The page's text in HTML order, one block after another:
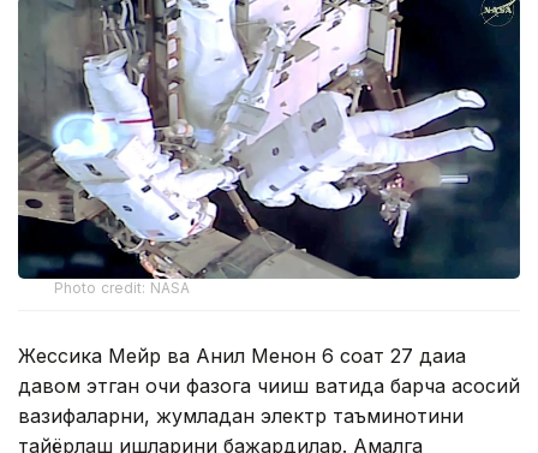
Photo credit: NASA
Жессика Мейр ва Анил Менон 6 соат 27 дақиқа
давом этган очиқ фазога чиқиш вақтида барча асосий
вазифаларни, жумладан электр таъминотини
тайёрлаш ишларини бажардилар. Амалга